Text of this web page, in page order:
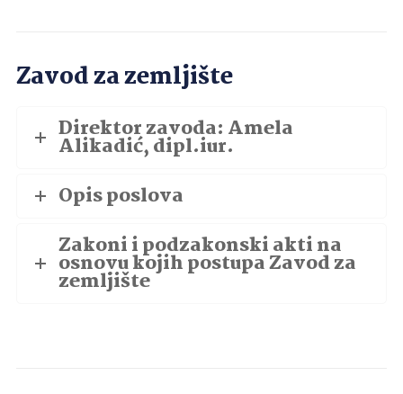
Zavod za zemljište
Direktor zavoda: Amela
Alikadić, dipl.iur.
Opis poslova
Zakoni i podzakonski akti na
osnovu kojih postupa Zavod za
zemljište